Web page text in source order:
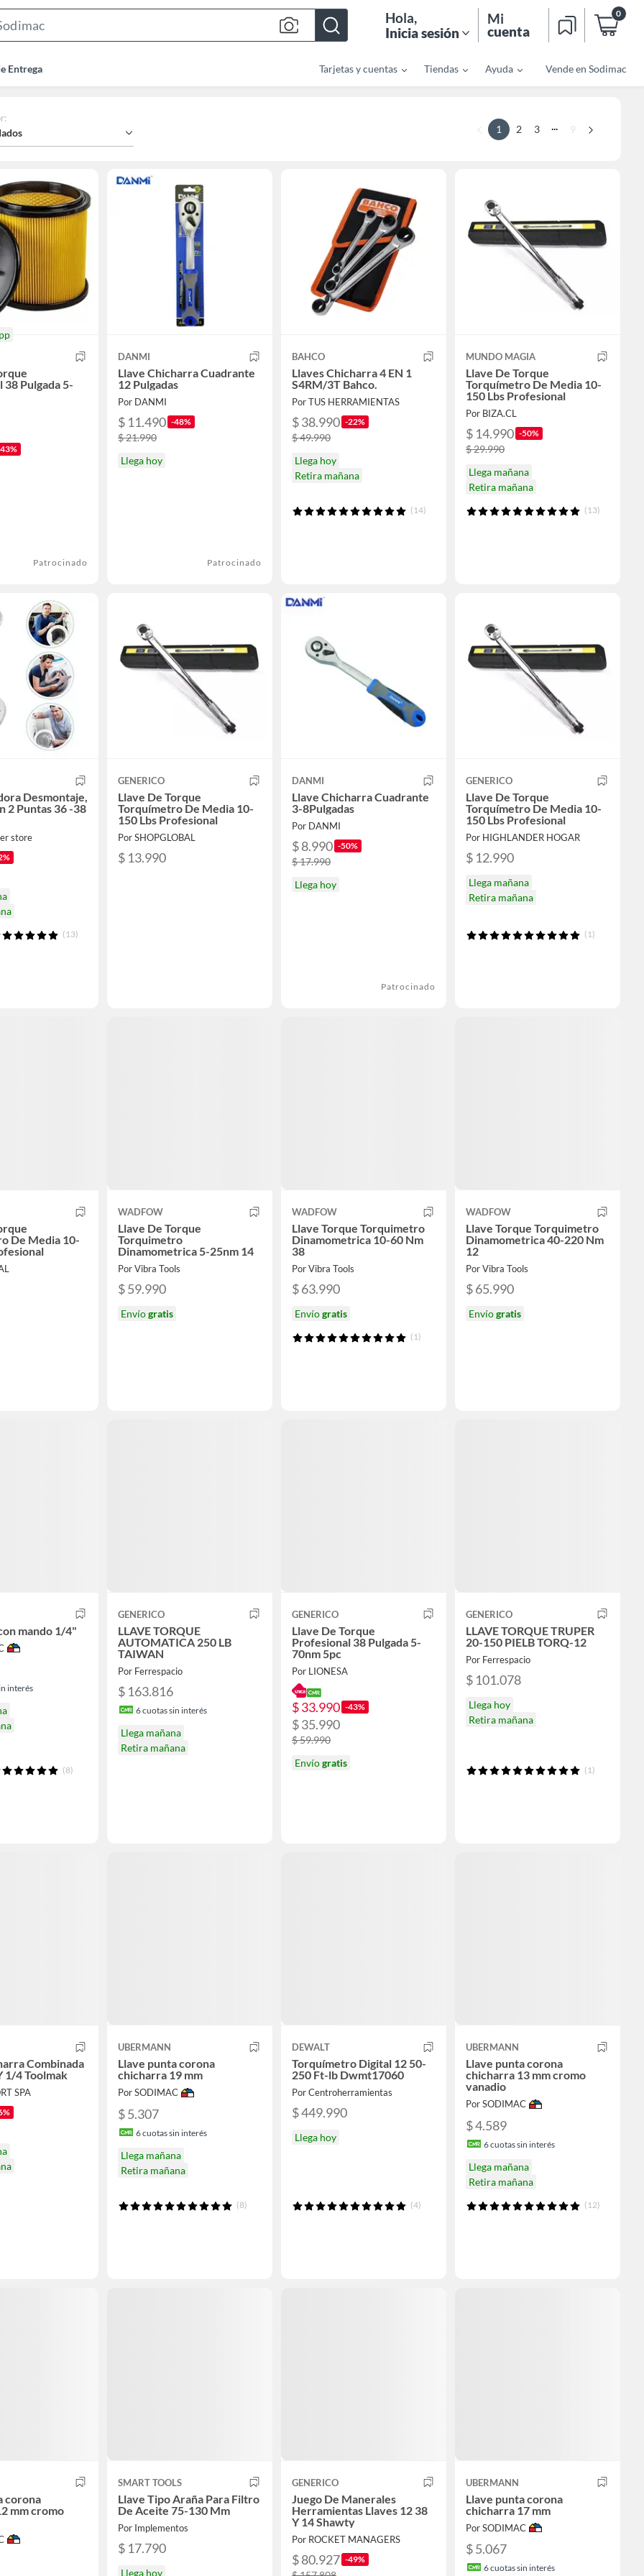
Bar
Hola,
Inicia sesión
Mi
cuenta
0
Entrega Tarjetas y cuentas Tiendas Ayuda Vende en Sodimac
:
1 2 3 ... 9
Pulgada 5-
Patrocinado
DANMI
Llave Chicharra Cuadrante
12 Pulgadas
Por DANMI
$ 11.490 -48%
$ 21.990
Llega hoy
Patrocinado
BAHCO
Llaves Chicharra 4 EN 1
S4RM/3T Bahco.
Por TUS HERRAMIENTAS
$ 38.990 -22%
$ 49.990
Llega hoy
Retira mañana
(14)
MUNDO MAGIA
Llave De Torque
Torquímetro De Media 10-
150 Lbs Profesional
Por BIZA.CL
$ 14.990 -50%
$ 29.990
Llega mañana
Retira mañana
(13)
Desmontaje,
2 Puntas 36 -38
store
(13)
GENERICO
Llave De Torque
Torquímetro De Media 10-
150 Lbs Profesional
Por SHOPGLOBAL
$ 13.990
DANMI
Llave Chicharra Cuadrante
3-8Pulgadas
Por DANMI
$ 8.990 -50%
$ 17.990
Llega hoy
Patrocinado
GENERICO
Llave De Torque
Torquímetro De Media 10-
150 Lbs Profesional
Por HIGHLANDER HOGAR
$ 12.990
Llega mañana
Retira mañana
(1)
De Media 10-
WADFOW
Llave De Torque
Torquimetro
Dinamometrica 5-25nm 14
Por Vibra Tools
$ 59.990
Envíogratis
WADFOW
Llave Torque Torquimetro
Dinamometrica 10-60 Nm
38
Por Vibra Tools
$ 63.990
Envíogratis
(1)
WADFOW
Llave Torque Torquimetro
Dinamometrica 40-220 Nm
12
Por Vibra Tools
$ 65.990
Envíogratis
mando 1/4"
interés
(8)
GENERICO
LLAVE TORQUE
AUTOMATICA 250 LB
TAIWAN
Por Ferrespacio
$ 163.816
6cuotas sin interés
Llega mañana
Retira mañana
GENERICO
Llave De Torque
Profesional 38 Pulgada 5-
70nm 5pc
Por LIONESA
$ 33.990 -43%
$ 35.990
$ 59.990
Envíogratis
GENERICO
LLAVE TORQUE TRUPER
20-150 PIELB TORQ-12
Por Ferrespacio
$ 101.078
Llega hoy
Retira mañana
(1)
Combinada
1/4 Toolmak
SPA
UBERMANN
Llave punta corona
chicharra 19 mm
Por SODIMAC
$ 5.307
6cuotas sin interés
Llega mañana
Retira mañana
(8)
DEWALT
Torquímetro Digital 12 50-
250 Ft-lb Dwmt17060
Por Centroherramientas
$ 449.990
Llega hoy
(4)
UBERMANN
Llave punta corona
chicharra 13 mm cromo
vanadio
Por SODIMAC
$ 4.589
6cuotas sin interés
Llega mañana
Retira mañana
(12)
corona
mm cromo
SMART TOOLS
Llave Tipo Araña Para Filtro
De Aceite 75-130 Mm
Por Implementos
$ 17.790
Llega hoy
GENERICO
Juego De Manerales
Herramientas Llaves 12 38
Y 14 Shawty
Por ROCKET MANAGERS
$ 80.927 -49%
UBERMANN
Llave punta corona
chicharra 17 mm
Por SODIMAC
$ 5.067
6cuotas sin interés